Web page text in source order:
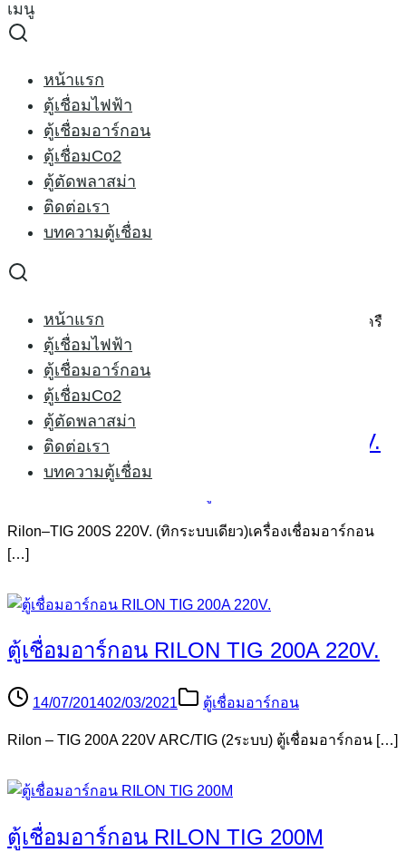
Skip
to
เมนู
หน้าแรก
ตู้เชื่อมไฟฟ้า
ตู้เชื่อมอาร์กอน
ตู้เชื่อมCo2
ตู้ตัดพลาสม่า
ติดต่อเรา
บทความตู้เชื่อม
หน้าแรก
ตู้เชื่อมไฟฟ้า
ตู้เชื่อมอาร์กอน
ตู้เชื่อมCo2
ตู้ตัดพลาสม่า
ติดต่อเรา
บทความตู้เชื่อม
Search
ตู้เชื่อม
ตู้เชื่อม
เครื่องตัดพลาสม่า CUT 160I
Rilon – CUT 160I 380V เครื่องตัดพลาสม่า กระแสไฟเข้าเครื
[…]
ตู้เชื่อมอาร์กอน RILON TIG 200S 220V.
Rilon–TIG 200S 220V. (ทิกระบบเดียว)เครื่องเชื่อมอาร์กอน
[…]
ตู้เชื่อมอาร์กอน RILON TIG 200A 220V.
14/07/201402/03/2021 ตู้เชื่อมอาร์กอน
Rilon – TIG 200A 220V ARC/TIG (2ระบบ) ตู้เชื่อมอาร์กอน […]
ตู้เชื่อมอาร์กอน RILON TIG 200M